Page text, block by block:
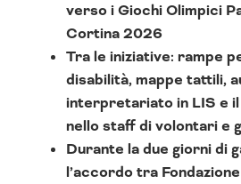
verso i Giochi Olimpici
Cortina 2026
Tra le iniziative: rampe
disabilità, mappe tattili,
interpretariato in LIS e
nello staff di volontari e
Durante la due giorni di
l’accordo tra